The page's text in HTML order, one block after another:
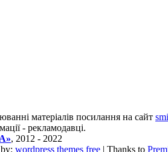
матеріалів посилання на сайт
- рекламодавці.
, 2012 - 2022
wordpress themes free | Thanks to